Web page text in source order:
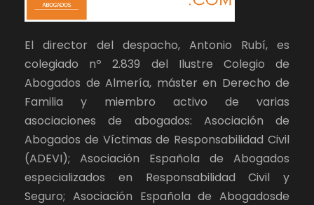
El director del despacho, Antonio Rubí, es
colegiado nº 2.839 del Ilustre Colegio de
Abogados de Almería, máster en Derecho de
Familia y miembro activo de varias
asociaciones de abogados: Asociación de
Abogados de Víctimas de Responsabilidad Civil
(ADEVI); Asociación Española de Abogados
especializados en Responsabilidad Civil y
Seguro; Asociación Española de Abogadosde